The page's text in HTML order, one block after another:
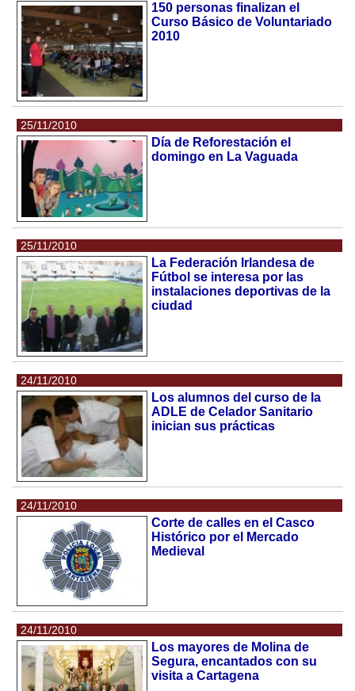
150 personas finalizan el
Curso Básico de Voluntariado
2010
25/11/2010
Día de Reforestación el
domingo en La Vaguada
25/11/2010
La Federación Irlandesa de
Fútbol se interesa por las
instalaciones deportivas de la
ciudad
24/11/2010
Los alumnos del curso de la
ADLE de Celador Sanitario
inician sus prácticas
24/11/2010
Corte de calles en el Casco
Histórico por el Mercado
Medieval
24/11/2010
Los mayores de Molina de
Segura, encantados con su
visita a Cartagena